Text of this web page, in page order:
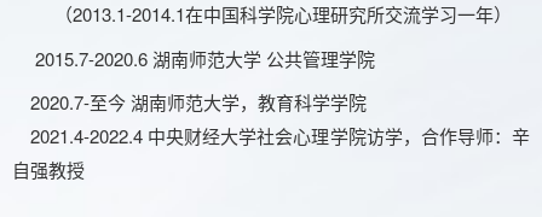
（2013.1-2014.1在中国科学院心理研究所交流学习一年）
2015.7-2020.6 湖南师范大学 公共管理学院
2020.7-至今 湖南师范大学，教育科学学院
2021.4-2022.4 中央财经大学社会心理学院访学，合作导师：辛
自强教授